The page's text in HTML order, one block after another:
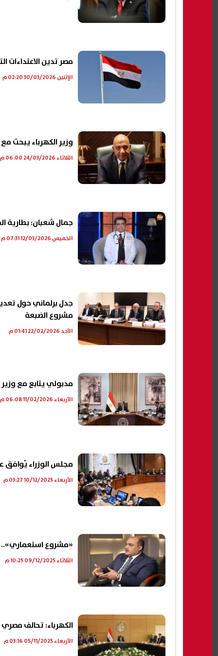
مصر تدين
الإثنين 30/03/2026 02:20 م
وزير الكهرباء يبحث
الثلاثاء 24/03/2026 06:00 م
جمال شعبان: بطارية
الخميس 12/03/2026 07:31 م
جدل برلماني حول
مشروع الضبعة
الأحد 22/02/2026 01:41 م
مدبولي يتابع مع
الأربعاء 11/02/2026 06:08 م
مجلس الوزراء يُوافق
الأربعاء 10/12/2025 03:27 م
«مشروع استعماري»..
الثلاثاء 09/12/2025 10:25 م
الكهرباء: تحالف
الأربعاء 05/11/2025 03:16 م